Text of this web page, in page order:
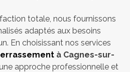
totale, nous fournissons
adaptés aux besoins
En choisissant nos services
à Cagnes-sur-
approche professionnelle et